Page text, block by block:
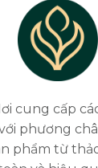
cung cấp
phương
phẩm từ